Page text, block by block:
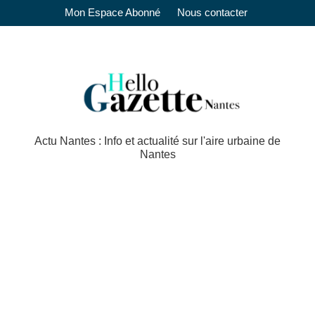
Mon Espace Abonné Nous contacter
Actu Nantes : Info et actualité sur l'aire urbaine de
Nantes